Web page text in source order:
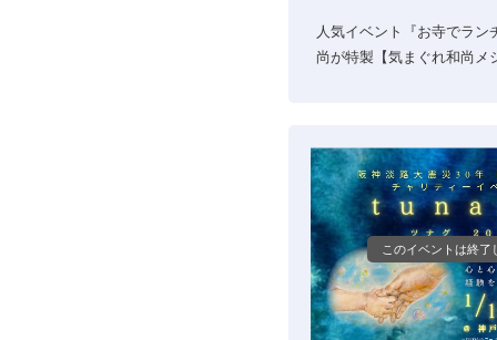
人気イベント『お寺でラン
尚が特製【気まぐれ和尚メ
このイベントは終了